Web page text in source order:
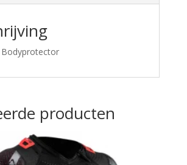
producten